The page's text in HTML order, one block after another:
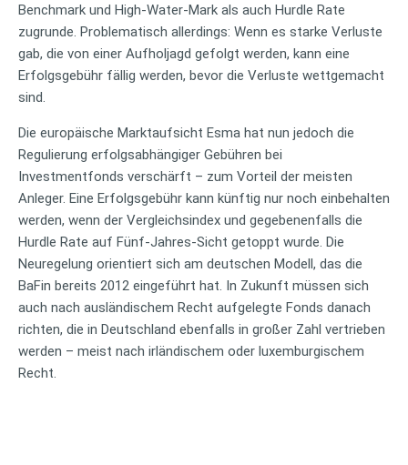
Benchmark und High-Water-Mark als auch Hurdle Rate
zugrunde. Problematisch allerdings: Wenn es starke Verluste
gab, die von einer Aufholjagd gefolgt werden, kann eine
Erfolgsgebühr fällig werden, bevor die Verluste wettgemacht
sind.
Die europäische Marktaufsicht Esma hat nun jedoch die
Regulierung erfolgsabhängiger Gebühren bei
Investmentfonds verschärft – zum Vorteil der meisten
Anleger. Eine Erfolgsgebühr kann künftig nur noch einbehalten
werden, wenn der Vergleichsindex und gegebenenfalls die
Hurdle Rate auf Fünf-Jahres-Sicht getoppt wurde. Die
Neuregelung orientiert sich am deutschen Modell, das die
BaFin bereits 2012 eingeführt hat. In Zukunft müssen sich
auch nach ausländischem Recht aufgelegte Fonds danach
richten, die in Deutschland ebenfalls in großer Zahl vertrieben
werden – meist nach irländischem oder luxemburgischem
Recht.